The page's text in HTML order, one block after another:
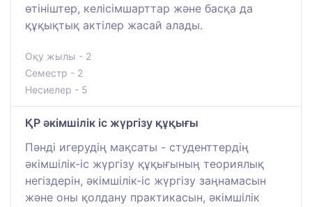
өтініштер, келісімшарттар және басқа да
құқықтық актілер жасай алады.
Оқу жылы - 2
Семестр - 2
Несиелер - 5
ҚР әкімшілік іс жүргізу құқығы
Пәнді игерудің мақсаты - студенттердің
әкімшілік-іс жүргізу құқығының теориялық
негіздерін, әкімшілік-іс жүргізу заңнамасын
және оны қолдану практикасын, әкімшілік